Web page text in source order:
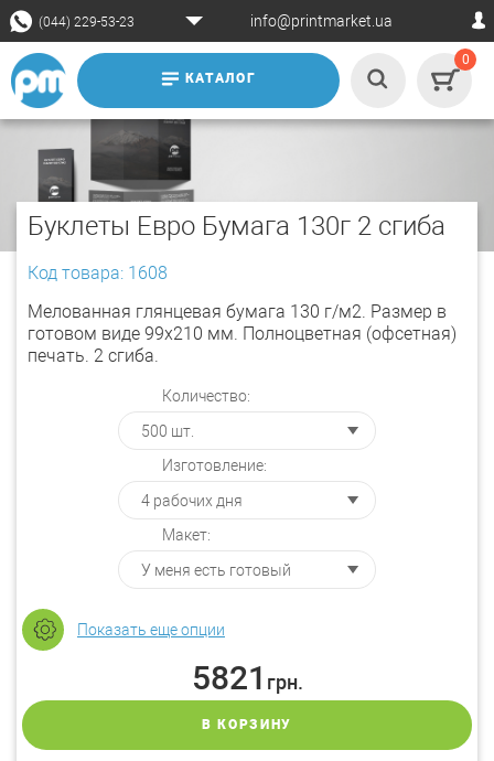
(044) 229-53-23 info@printmarket.ua
КАТАЛОГ
0
Буклеты Евро Бумага 130г 2 сгиба
Код товара: 1608
Мелованная глянцевая бумага 130 г/м2. Размер в
готовом виде 99х210 мм. Полноцветная (офсетная)
печать. 2 сгиба.
Количество:
Изготовление:
Макет:
Показать еще опции
5821 грн.
В КОРЗИНУ